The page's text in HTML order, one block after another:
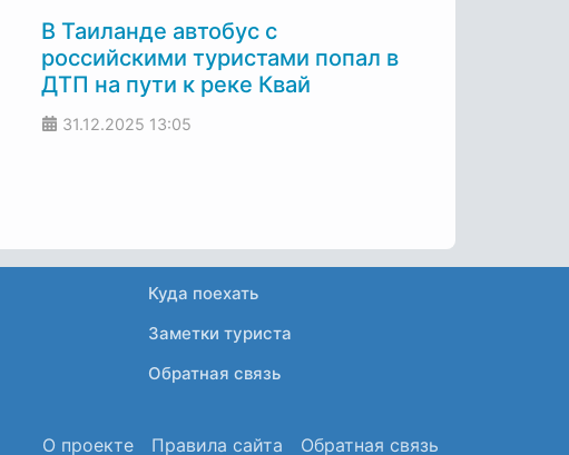
В Таиланде автобус с
российскими туристами попал в
ДТП на пути к реке Квай
31.12.2025 13:05
Куда поехать
Заметки туриста
Обратная связь
О проекте Правила сайта Обратная связь